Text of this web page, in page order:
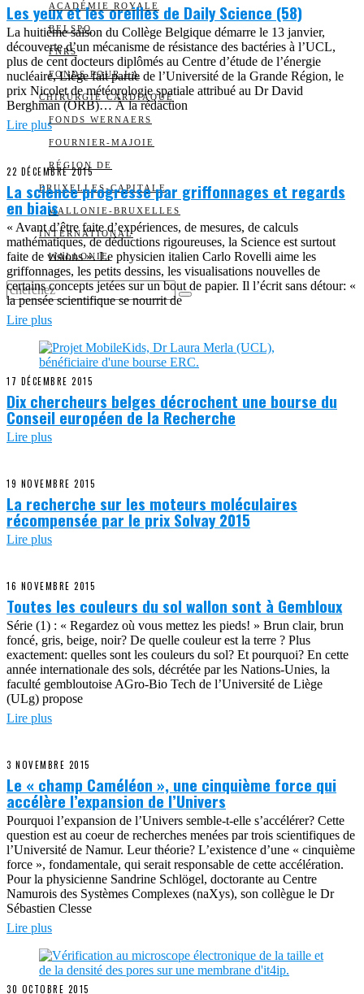
ACADÉMIE ROYALE
BELSPO
FNRS
FONDS POUR LA
CHIRURGIE CARDIAQUE
FONDS WERNAERS
FOURNIER-MAJOIE
RÉGION DE
BRUXELLES-CAPITALE
WALLONIE-BRUXELLES
INTERNATIONAL
WALLONIE
Les yeux et les oreilles de Daily Science (58)
La huitième saison du Collège Belgique démarre le 13 janvier,
découverte d’un mécanisme de résistance des bactéries à l’UCL,
plus de cent docteurs diplômés au Centre d’étude de l’énergie
nucléaire, Liège fait partie de l’Université de la Grande Région, le
prix Nicolet de météorologie spatiale attribué au Dr David
Berghman (ORB)… À la rédaction
Lire plus
22 DÉCEMBRE 2015
La science progresse par griffonnages et regards
en biais
« Avant d’être faite d’expériences, de mesures, de calculs
mathématiques, de déductions rigoureuses, la Science est surtout
faite de visions ». Le physicien italien Carlo Rovelli aime les
griffonnages, les petits dessins, les visualisations nouvelles de
certains concepts jetées sur un bout de papier. Il l’écrit sans détour: «
la pensée scientifique se nourrit de
Lire plus
17 DÉCEMBRE 2015
Dix chercheurs belges décrochent une bourse du
Conseil européen de la Recherche
Lire plus
19 NOVEMBRE 2015
La recherche sur les moteurs moléculaires
récompensée par le prix Solvay 2015
Lire plus
16 NOVEMBRE 2015
Toutes les couleurs du sol wallon sont à Gembloux
Série (1) : « Regardez où vous mettez les pieds! » Brun clair, brun
foncé, gris, beige, noir? De quelle couleur est la terre ? Plus
exactement: quelles sont les couleurs du sol? Et pourquoi? En cette
année internationale des sols, décrétée par les Nations-Unies, la
faculté gembloutoise AGro-Bio Tech de l’Université de Liège
(ULg) propose
Lire plus
3 NOVEMBRE 2015
Le « champ Caméléon », une cinquième force qui
accélère l’expansion de l’Univers
Pourquoi l’expansion de l’Univers semble-t-elle s’accélérer? Cette
question est au coeur de recherches menées par trois scientifiques de
l’Université de Namur. Leur théorie? L’existence d’une « cinquième
force », fondamentale, qui serait responsable de cette accélération.
Pour la physicienne Sandrine Schlögel, doctorante au Centre
Namurois des Systèmes Complexes (naXys), son collègue le Dr
Sébastien Clesse
Lire plus
30 OCTOBRE 2015